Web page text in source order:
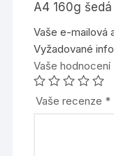
A4 160g
Vaše e-mailová
Vyžadované
Vaše hodnocení
Vaše recenze *